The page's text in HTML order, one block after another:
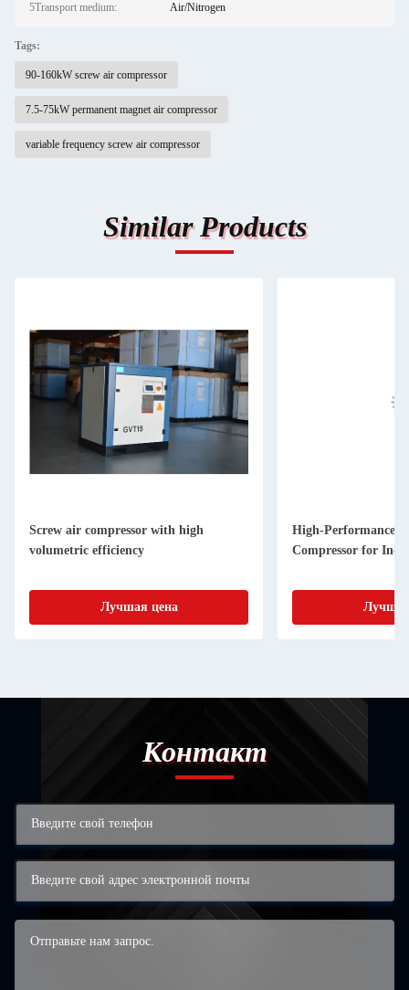
5Transport medium: Air/Nitrogen
Tags:
90-160kW screw air compressor
7.5-75kW permanent magnet air compressor
variable frequency screw air compressor
Similar Products
Screw air compressor with high
volumetric efficiency
Лучшая цена
High-Performance
Compressor for
Контакт